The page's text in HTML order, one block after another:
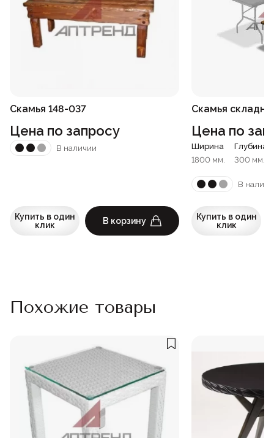
Скамья 148-037
Цена по запросу
В наличии
Купить в один
клик
В корзину
Скамья
Цена по
Ширина
1800 мм.
Глубина
300 мм.
В
Купить в один
клик
Похожие товары